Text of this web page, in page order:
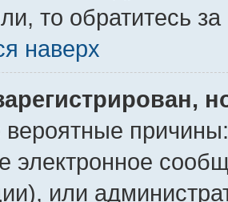
то обратитесь
наверх
электронное
или